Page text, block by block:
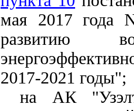
мая 2017 года
развитию
2017-2021 годы";
на АК